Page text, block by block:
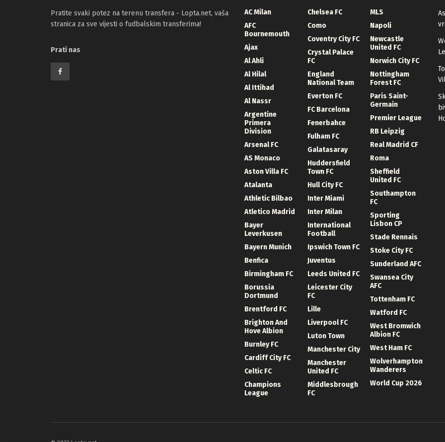
Pratite svaki potez na terenu transfera - Lopta.net, vaša
stranica za sve vijesti o fudbalskim transferima!
Prati nas
AC Milan
AFC
Bournemouth
Ajax
Al Ahli
Al Hilal
Al Ittihad
Al Nassr
Argentine
Primera
Division
Arsenal FC
AS Monaco
Aston Villa FC
Atalanta
Athletic Bilbao
Atletico Madrid
Bayer
Leverkusen
Bayern Munich
Benfica
Birmingham FC
Borussia
Dortmund
Brentford FC
Brighton And
Hove Albion
Burnley FC
Cardiff City FC
Celtic FC
Champions
League
Chelsea FC
Como
Coventry City FC
Crystal Palace
FC
England
National Team
Everton FC
FC Barcelona
Fenerbahce
Fulham FC
Galatasaray
Huddersfield
Town FC
Hull City FC
Inter Miami
Inter Milan
International
Football
Ipswich Town FC
Juventus
Leeds United FC
Leicester City
FC
Lille
Liverpool FC
Luton Town
Manchester City
Manchester
United FC
Middlesbrough
FC
MLS
Napoli
Newcastle
United FC
Norwich City FC
Nottingham
Forest FC
Paris Saint-
Germain
Premier League
RB Leipzig
Real Madrid CF
Roma
Sheffield
United FC
Southampton
FC
Sporting
Lisbon CP
Stade Rennais
Stoke City FC
Sunderland AFC
Swansea City
AFC
Tottenham FC
Watford FC
West Bromwich
Albion FC
West Ham FC
Wolverhampton
Wanderers
World Cup 2026